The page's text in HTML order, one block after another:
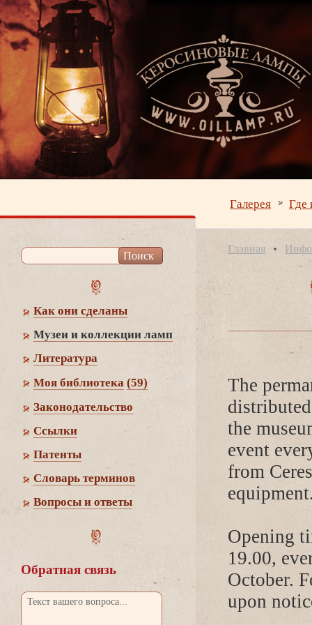
Галерея Где
Как они сделаны
Музеи и коллекции ламп
Литература
Моя библиотека (59)
Законодательство
Cсылки
Патенты
Словарь термино
опросы и ответы
Обратная связь
Главная
The
the
event
from
Opening
19.00,
October.
upon